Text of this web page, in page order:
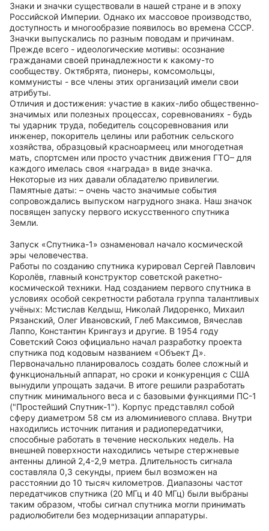
Знаки и значки существовали в нашей стране и в эпоху
Российской Империи. Однако их массовое производство,
доступность и многообразие появилось во времена СССР.
Значки выпускались по разным поводам и причинам.
Прежде всего - идеологические мотивы: осознание
гражданами своей принадлежности к какому-то
сообществу. Октябрята, пионеры, комсомольцы,
коммунисты - все члены этих организаций имели свои
атрибуты.
Отличия и достижения: участие в каких-либо общественно-
значимых или полезных процессах, соревнованиях - будь
ты ударник труда, победитель соцсоревнования или
инженер, покоритель целины или работник сельского
хозяйства, образцовый красноармеец или многодетная
мать, спортсмен или просто участник движения ГТО– для
каждого имелась своя «награда» в виде значка.
Некоторые из них давали обладателю привилегии.
Памятные даты: – очень часто значимые события
сопровождались выпуском нагрудного знака. Наш значок
посвящен запуску первого искусственного спутника
Земли.
Запуск «Спутника-1» ознаменовал начало космической
эры человечества.
Работы по созданию спутника курировал Сергей Павлович
Королёв, главный конструктор советской ракетно-
космической техники. Над созданием первого спутника в
условиях особой секретности работала группа талантливых
учёных: Мстислав Келдыш, Николай Лидоренко, Михаил
Рязанский, Олег Ивановский, Глеб Максимов, Вячеслав
Лаппо, Константин Крингауз и другие. В 1954 году
Советский Союз официально начал разработку проекта
спутника под кодовым названием «Объект Д».
Первоначально планировалось создать более сложный и
функциональный аппарат, но сроки и конкуренция с США
вынудили упрощать задачи. В итоге решили разработать
спутник минимального веса и с базовыми функциями ПС-1
("Простейший Спутник-1"). Корпус представлял собой
сферу диаметром 58 см из алюминиевого сплава. Внутри
находились источник питания и радиопередатчики,
способные работать в течение нескольких недель. На
внешней поверхности находились четыре стержневые
антенны длиной 2,4-2,9 метра. Длительность сигнала
составляла 0,3 секунды, прием был возможен на
расстоянии до 10 тысяч километров. Диапазоны частот
передатчиков спутника (20 МГц и 40 МГц) были выбраны
таким образом, чтобы сигнал спутника могли принимать
радиолюбители без модернизации аппаратуры.